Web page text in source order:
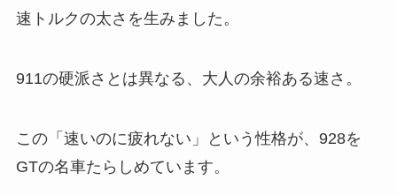
速トルクの太さを生みました。
911の硬派さとは異なる、大人の余裕ある速さ。
この「速いのに疲れない」という性格が、928を
GTの名車たらしめています。